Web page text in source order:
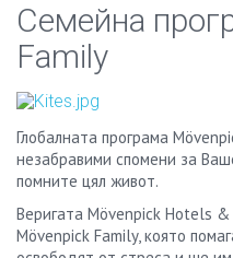
Семейна
Family
Глобалната програма
незабравими спомени за
помните цял живот.
Веригата Mövenpick Hotels
Mövenpick Family, която